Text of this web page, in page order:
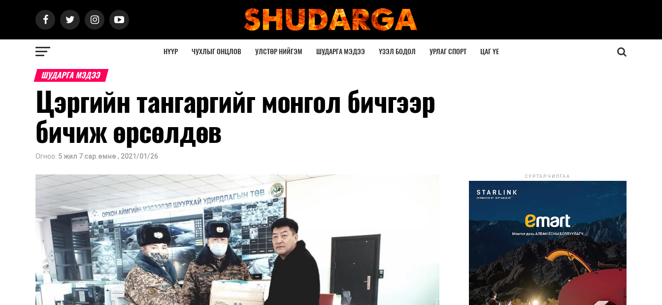
НҮҮР ЧУХЛЫГ ОНЦЛОВ УЛСТӨР НИЙГЭМ ШУДАРГА МЭДЭЭ ҮЗЭЛ БОДОЛ УРЛАГ СПОРТ ЦАГ ҮЕ
ШУДАРГА МЭДЭЭ
Цэргийн тангаргийг монгол бичгээр
бичиж өрсөлдөв
Огноо: 5 жил 7 сар.өмнө , 2021/01/26
СУРТАЛЧИЛГАА